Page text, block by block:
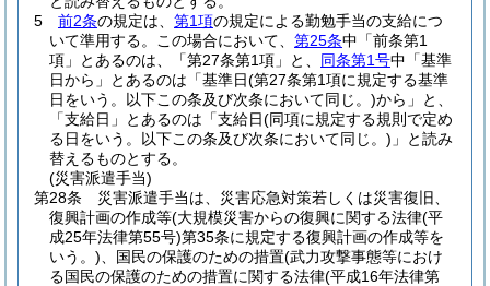
5
前2条の規定は、 第1項の規定による勤勉手当の支給につ
いて準用する。
この場合において、 第25条中「前条第1
項」とあるのは、「第27条第1項」と、 同条第1号中「基準
日から」とあるのは「基準日(第27条第1項に規定する基準
日をいう。以下この条及び次条において同じ。)から」と、
「支給日」とあるのは「支給日(同項に規定する規則で定め
る日をいう。以下この条及び次条において同じ。) 」と読み
替えるものとする。
(災害派遣手当)
第28条
災害派遣手当は、災害応急対策若しくは災害復旧、
復興計画の作成等(大規模災害からの復興に関する法律(平
成25年法律第55号)第35条に規定する復興計画の作成等を
いう。) 、国民の保護のための措置(武力攻撃事態等におけ
る国民の保護のための措置に関する法律(平成16年法律第